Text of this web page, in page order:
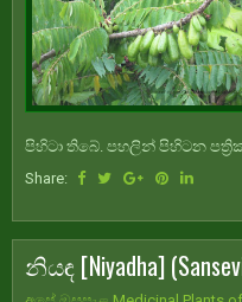
පිහිටා තිබේ. පහලින් පිහිටන
Share:
නියඳ [Niyadha]